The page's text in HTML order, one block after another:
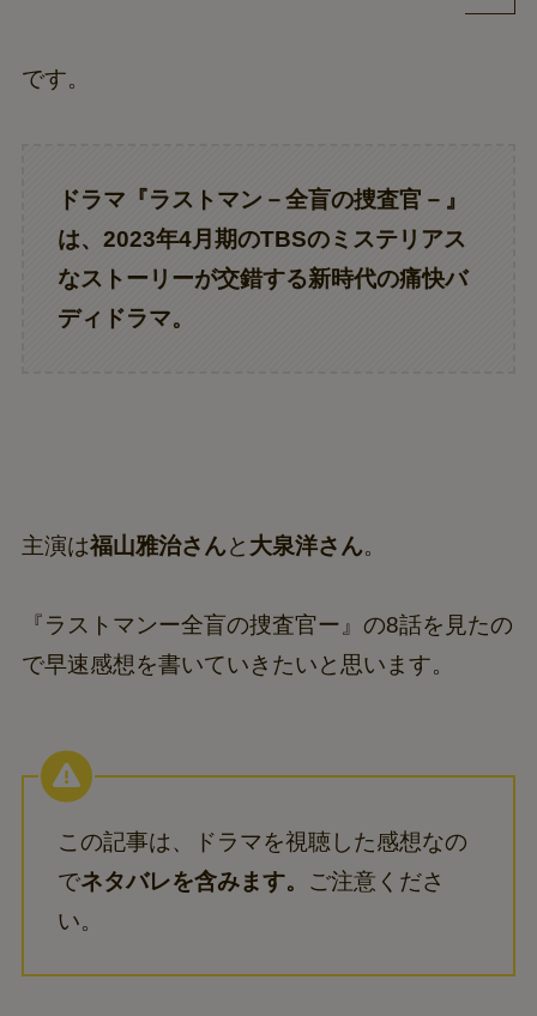
です。
ドラマ『ラストマン－全盲の捜査官－』
は、2023年4月期のTBSのミステリアス
なストーリーが交錯する新時代の痛快バ
ディドラマ。
主演は福山雅治さんと 大泉洋さん。
『ラストマンー全盲の捜査官ー』の8話を見たの
で早速感想を書いていきたいと思います。
この記事は、ドラマを視聴した感想なの
でネタバレを含みます。 ご注意くださ
い。